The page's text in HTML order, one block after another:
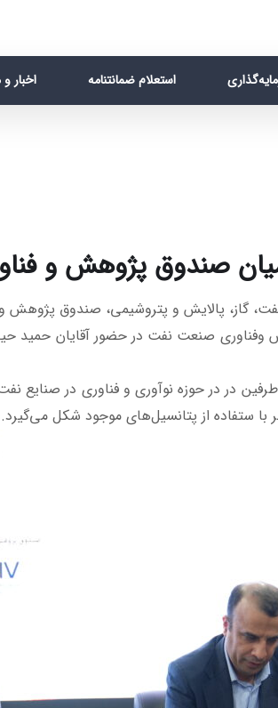
استعلام ضمانتنامه اخبار
صندوق پژوهش و
وفناوری صنعت نفت در حضور آقایان
در در حوزه نوآوری و فناوری در صنایع
ستفاده از پتانسیل­‌های موجود شکل می­‌گیرد.